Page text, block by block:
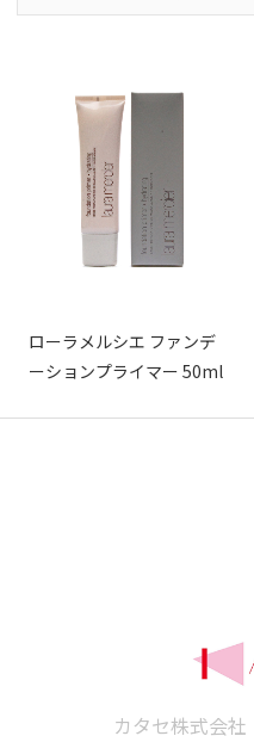
ローラメルシエ ファンデ
ーションプライマー 50ml
カタセ株式会